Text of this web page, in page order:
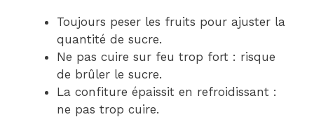
Toujours peser les fruits pour ajuster la
quantité de sucre.
Ne pas cuire sur feu trop fort : risque
de brûler le sucre.
La confiture épaissit en refroidissant :
ne pas trop cuire.